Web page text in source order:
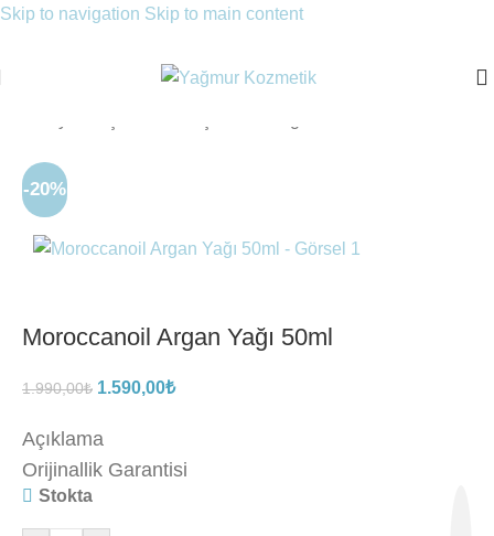
Skip to navigation Skip to main content
-20%
Moroccanoil Argan Yağı 50ml
1.990,00₺ 1.590,00₺
Açıklama
Orijinallik Garantisi
Stokta